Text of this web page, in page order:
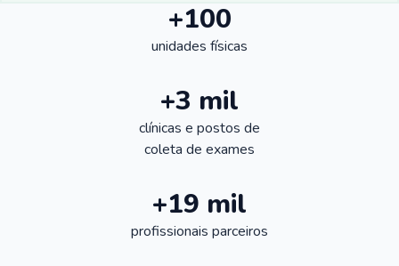
+100
unidades físicas
+3 mil
clínicas e postos de
coleta de exames
+19 mil
profissionais parceiros